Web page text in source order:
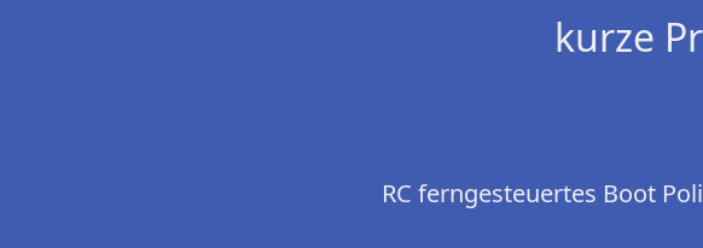
kurze
RC ferngesteuertes Boot